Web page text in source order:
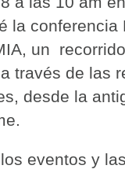
la conferencia
un
través de las
desde la
eventos y